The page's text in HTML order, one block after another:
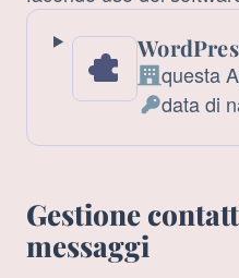
Azienda:
questa
Dati
Personali
data di
Gestione
messaggi